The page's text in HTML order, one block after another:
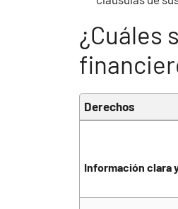
¿Cuáles
Derechos
Información clara